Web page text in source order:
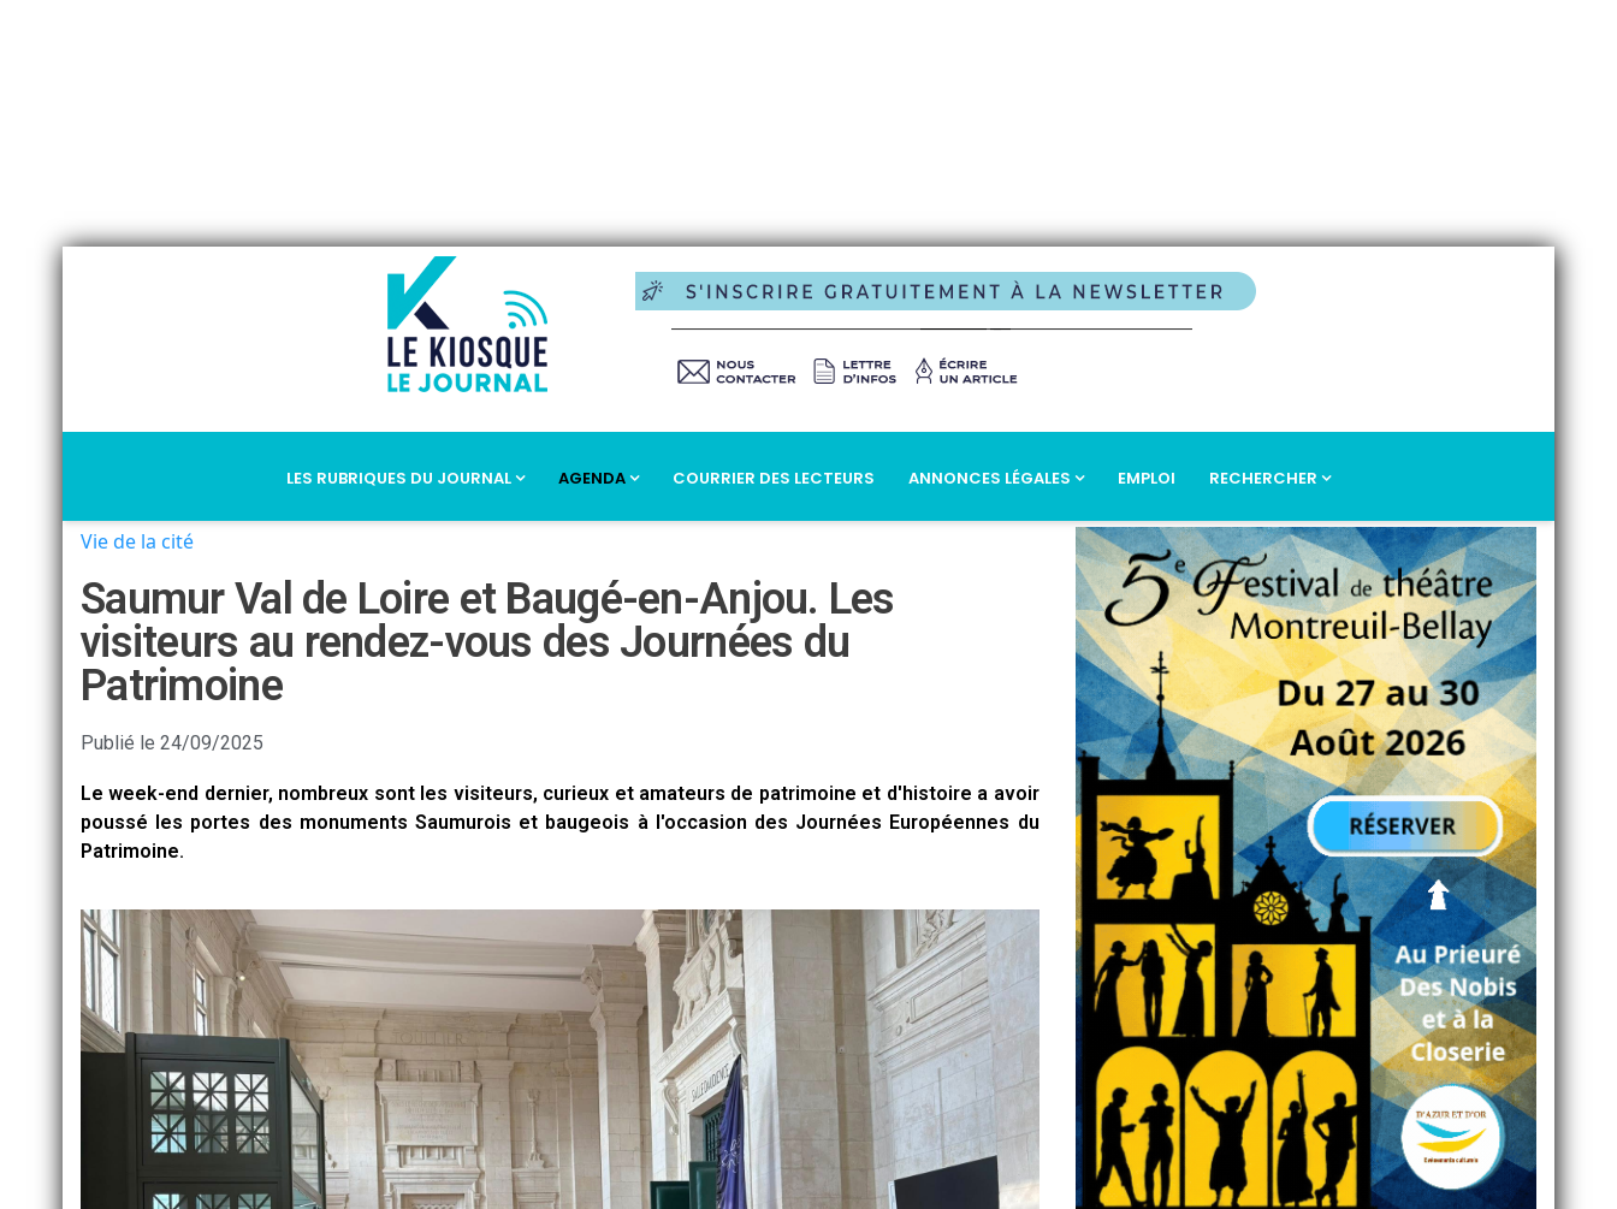
LES RUBRIQUES DU JOURNAL AGENDA COURRIER DES LECTEURS ANNONCES LÉGALES EMPLOI RECHERCHER
Vie de la cité
Saumur Val de Loire et Baugé-en-Anjou. Les
visiteurs au rendez-vous des Journées du
Patrimoine
Publié le 24/09/2025
Le week-end dernier, nombreux sont les visiteurs, curieux et amateurs de patrimoine et d'histoire a avoir
poussé les portes des monuments Saumurois et baugeois à l'occasion des Journées Européennes du
Patrimoine.